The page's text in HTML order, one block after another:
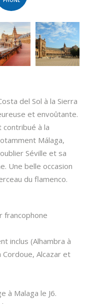
del Sol à la Sierra
et envoûtante.
contribué à la
Málaga,
Séville et sa
Une belle occasion
du flamenco.
francophone
inclus (Alhambra à
Alcazar et
à Malaga le J6.